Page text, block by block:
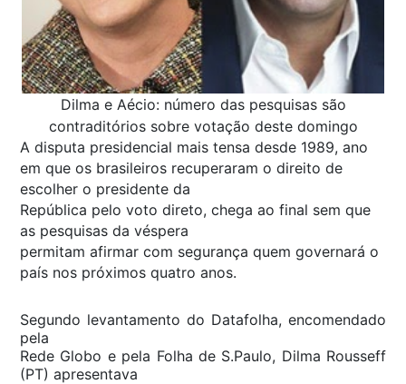
Dilma e Aécio: número das pesquisas são
contraditórios sobre votação deste domingo
A disputa presidencial mais tensa desde 1989, ano
em que os brasileiros recuperaram o direito de
escolher o presidente da
República pelo voto direto, chega ao final sem que
as pesquisas da véspera
permitam afirmar com segurança quem governará o
país nos próximos quatro anos.
Segundo levantamento do Datafolha, encomendado
pela
Rede Globo e pela Folha de S.Paulo, Dilma Rousseff
(PT) apresentava